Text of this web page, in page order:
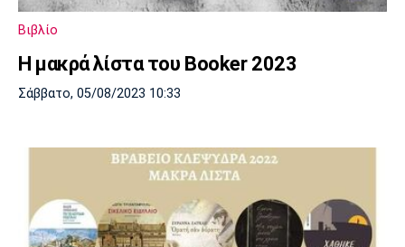
Λίβερπουλ
Μάντσεστερ
Γιουβέντους
Μπορούσια
Ντόρτμουντ
Παρί Σεν
Ζερμέν
Μαρσέιγ
Βιβλίο
Η μακρά λίστα του Booker 2023
Σάββατο, 05/08/2023 10:33